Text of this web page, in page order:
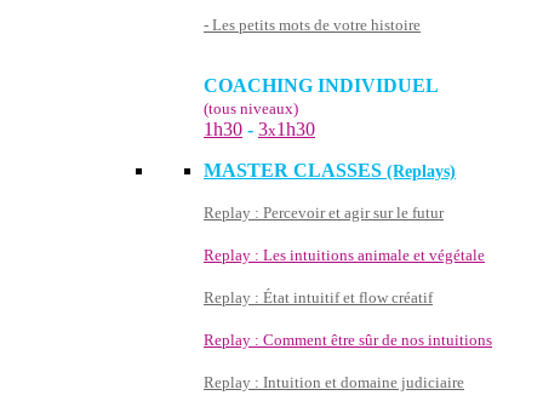
- Les petits mots de votre histoire
COACHING INDIVIDUEL
(tous niveaux)
1h30 - 3x1h30
MASTER CLASSES (Replays)
Replay : Percevoir et agir sur le futur
Replay : Les intuitions animale et végétale
Replay : État intuitif et flow créatif
Replay : Comment être sûr de nos intuitions
Replay : Intuition et domaine judiciaire